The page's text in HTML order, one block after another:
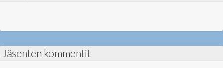
Jäsenten kommentit